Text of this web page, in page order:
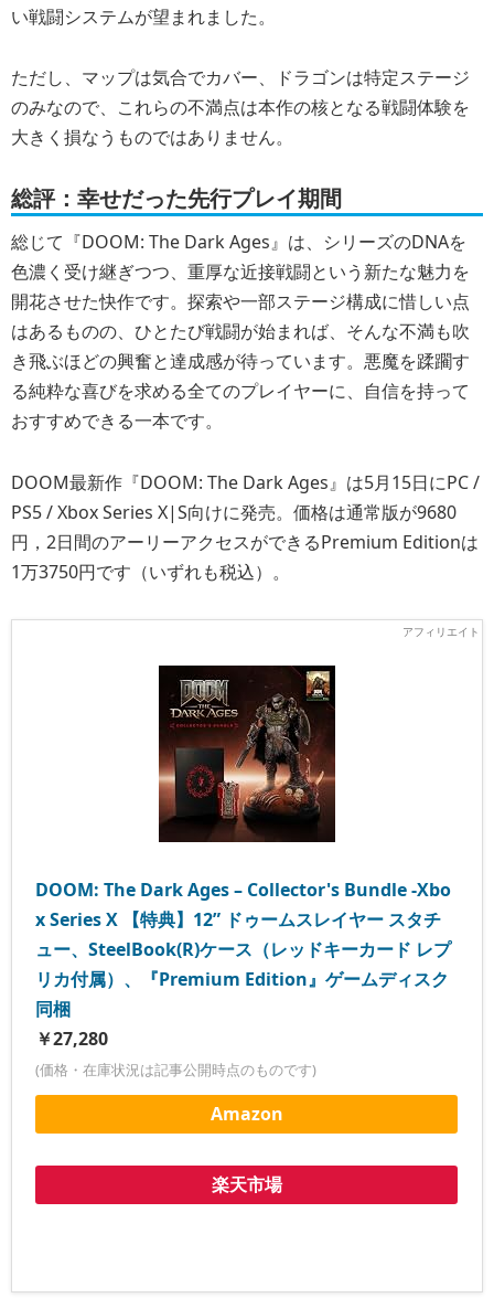
い戦闘システムが望まれました。
ただし、マップは気合でカバー、ドラゴンは特定ステージ
のみなので、これらの不満点は本作の核となる戦闘体験を
大きく損なうものではありません。
総評：幸せだった先行プレイ期間
総じて『DOOM: The Dark Ages』は、シリーズのDNAを
色濃く受け継ぎつつ、重厚な近接戦闘という新たな魅力を
開花させた快作です。探索や一部ステージ構成に惜しい点
はあるものの、ひとたび戦闘が始まれば、そんな不満も吹
き飛ぶほどの興奮と達成感が待っています。悪魔を蹂躙す
る純粋な喜びを求める全てのプレイヤーに、自信を持って
おすすめできる一本です。
DOOM最新作『DOOM: The Dark Ages』は5月15日にPC /
PS5 / Xbox Series X|S向けに発売。価格は通常版が9680
円，2日間のアーリーアクセスができるPremium Editionは
1万3750円です（いずれも税込）。
DOOM: The Dark Ages – Collector's Bundle -Xbo
x Series X 【特典】12” ドゥームスレイヤー スタチ
ュー、SteelBook(R)ケース（レッドキーカード レプ
リカ付属）、『Premium Edition』ゲームディスク
同梱
￥27,280
(価格・在庫状況は記事公開時点のものです)
Amazon
楽天市場